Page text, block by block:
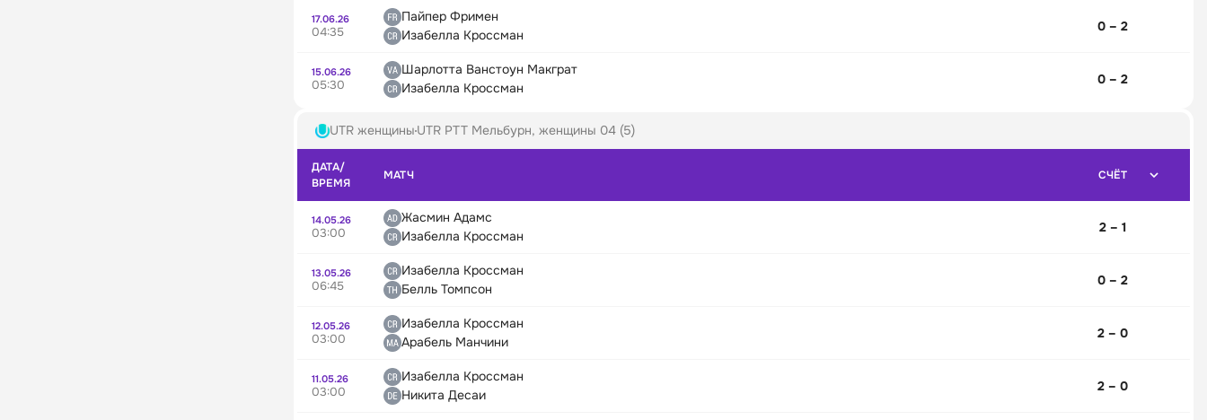
17.06.26
04:35
Пайпер Фримен
Изабелла Кроссман
0 – 2
15.06.26
05:30
Шарлотта Ванстоун Макграт
Изабелла Кроссман
0 – 2
UTR женщины UTR PTT Мельбурн, женщины 04 (5)
ДАТА/
ВРЕМЯ
МАТЧ СЧЁТ
14.05.26
03:00
Жасмин Адамс
Изабелла Кроссман
2 – 1
13.05.26
06:45
Изабелла Кроссман
Белль Томпсон
0 – 2
12.05.26
03:00
Изабелла Кроссман
Арабель Манчини
2 – 0
11.05.26
03:00
Изабелла Кроссман
Никита Десаи
2 – 0